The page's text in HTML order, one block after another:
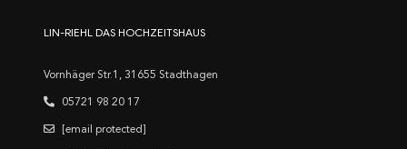
LIN-RIEHL DAS HOCHZEITSHAUS
Vornhäger Str.1, 31655 Stadthagen
05721 98 20 17
[email protected]